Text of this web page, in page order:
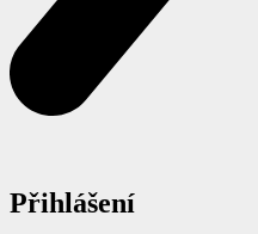
Přihlášení